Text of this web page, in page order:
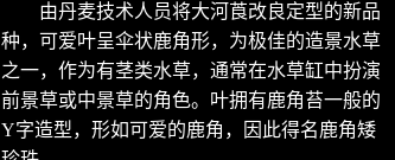
由丹麦技术人员将大河莨改良定型的新品
种，可爱叶呈伞状鹿角形，为极佳的造景水草
之一，作为有茎类水草，通常在水草缸中扮演
前景草或中景草的角色。叶拥有鹿角苔一般的
Y字造型，形如可爱的鹿角，因此得名鹿角矮